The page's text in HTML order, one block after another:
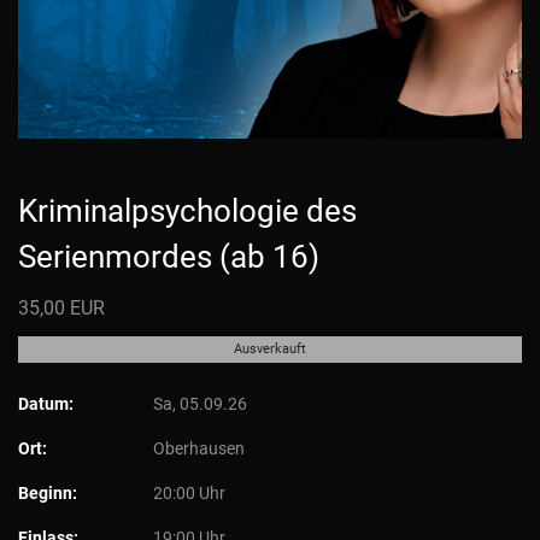
Kriminalpsychologie des
Serienmordes (ab 16)
35,00 EUR
Ausverkauft
Datum: Sa, 05.09.26
Ort: Oberhausen
Beginn: 20:00 Uhr